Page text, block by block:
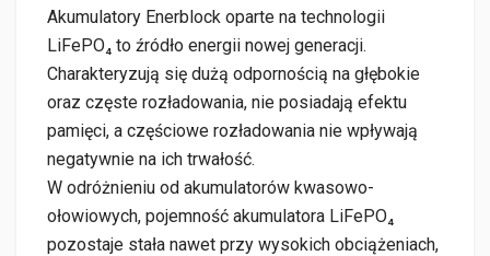
Akumulatory Enerblock oparte na technologii
LiFePO₄ to źródło energii nowej generacji.
Charakteryzują się dużą odpornością na głębokie
oraz częste rozładowania, nie posiadają efektu
pamięci, a częściowe rozładowania nie wpływają
negatywnie na ich trwałość.
W odróżnieniu od akumulatorów kwasowo-
ołowiowych, pojemność akumulatora LiFePO₄
pozostaje stała nawet przy wysokich obciążeniach,